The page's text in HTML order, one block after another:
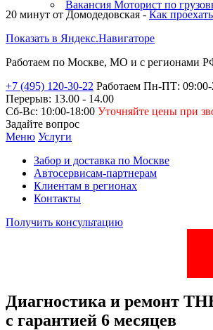
Вакансия Моторист по
20 минут от Домодедовская - Как
Показать в Яндекс.Навигаторе
Работаем по Москве, МО и с регионами
+7 (495) 120-30-22 Работаем Пн-ПТ: 09:00-
Перерыв: 13.00 - 14.00
Сб-Вс: 10:00-18:00 Уточняйте цены при
Задайте вопрос
Меню Услуги
Забор и доставка по Москве
Автосервисам-партнерам
Клиентам в регионах
Контакты
Получить консультацию
Диагностика и ремонт
с гарантией 6 месяцев